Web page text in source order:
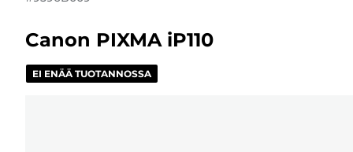
Canon PIXMA iP110
EI ENÄÄ TUOTANNOSSA